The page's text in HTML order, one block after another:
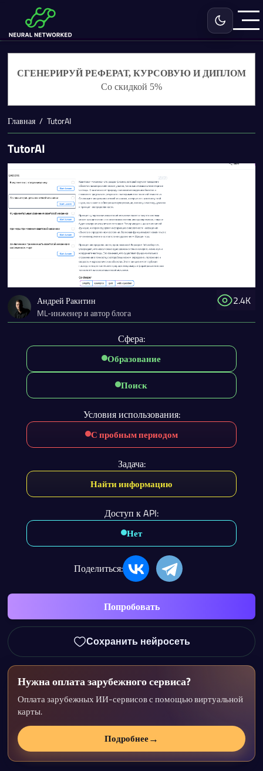
Включить
СГЕНЕРИРУЙ РЕФЕРАТ, КУРСОВУЮ И ДИПЛОМ
Со скидкой 5%
Главная TutorAI
TutorAI
2.4K
Андрей Ракитин
ML-инженер и автор блога
Сфера:
Образование
Поиск
Условия использования:
С пробным периодом
Задача:
Найти информацию
Доступ к API:
Нет
Поделиться:
Попробовать
Сохранить нейросеть
Нужна оплата зарубежного сервиса?
Оплата зарубежных ИИ-сервисов с помощью виртуальной
карты.
Подробнее→